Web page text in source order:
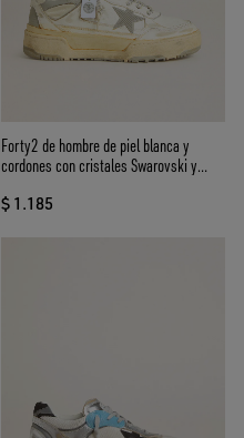
Forty2 de hombre de piel blanca y
cordones con cristales Swarovski y
$ 1.185